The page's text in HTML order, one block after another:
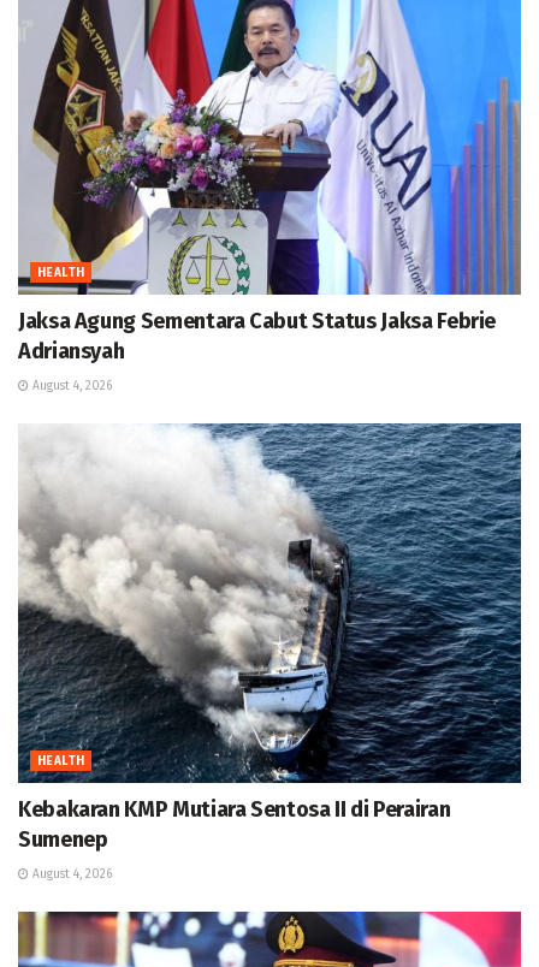
HEALTH
Jaksa Agung Sementara Cabut Status Jaksa Febrie
Adriansyah
August 4, 2026
HEALTH
Kebakaran KMP Mutiara Sentosa II di Perairan
Sumenep
August 4, 2026